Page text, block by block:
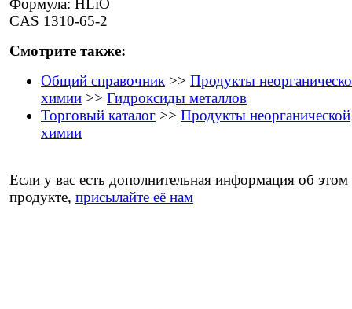
Формула: HLiO
CAS 1310-65-2
Смотрите также:
Общий справочник >> Продукты
химии >> Гидроксиды металлов
Торговый каталог >> Продукты неорганической
химии
Если у вас есть дополнительная информация об этом
продукте, присылайте её нам